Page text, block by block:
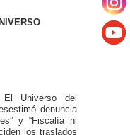
Universo del
denuncia
y “Fiscalía ni
los traslados